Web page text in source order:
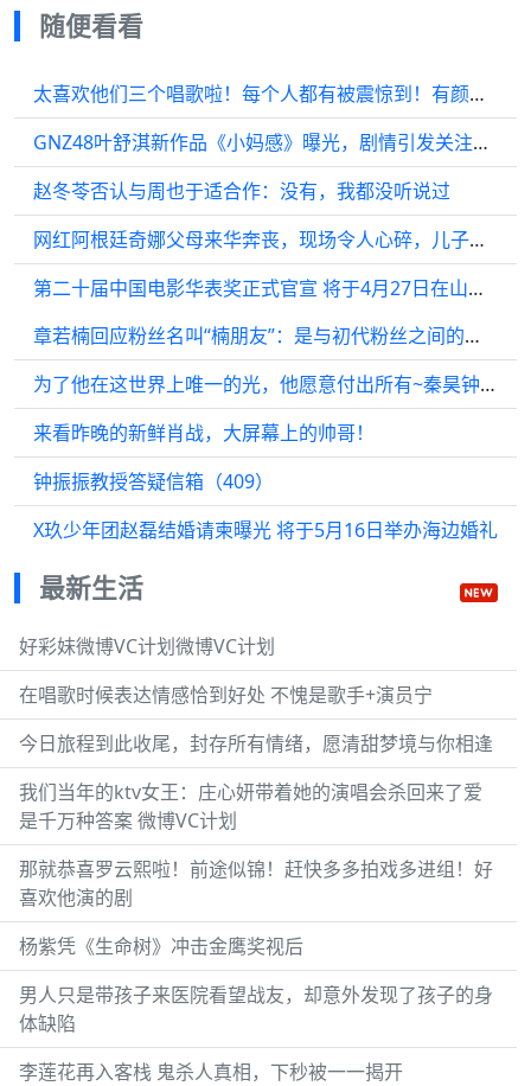
随便看看
太喜欢他们三个唱歌啦！每个人都有被震惊到！有颜值唱歌还好听！真的绝了！
GNZ48叶舒淇新作品《小妈感》曝光，剧情引发关注与讨论
赵冬苓否认与周也于适合作：没有，我都没听说过
网红阿根廷奇娜父母来华奔丧，现场令人心碎，儿子反应引热议
第二十届中国电影华表奖正式官宣 将于4月27日在山东青岛举办
章若楠回应粉丝名叫“楠朋友”：是与初代粉丝之间的双向奔赴
为了他在这世界上唯一的光，他愿意付出所有~秦昊钟楚曦
来看昨晚的新鲜肖战，大屏幕上的帅哥！
钟振振教授答疑信箱（409）
X玖少年团赵磊结婚请柬曝光 将于5月16日举办海边婚礼
最新生活
好彩妹微博VC计划微博VC计划
在唱歌时候表达情感恰到好处 不愧是歌手+演员宁
今日旅程到此收尾，封存所有情绪，愿清甜梦境与你相逢
我们当年的ktv女王：庄心妍带着她的演唱会杀回来了爱
是千万种答案 微博VC计划
那就恭喜罗云熙啦！前途似锦！赶快多多拍戏多进组！好
喜欢他演的剧
杨紫凭《生命树》冲击金鹰奖视后
男人只是带孩子来医院看望战友，却意外发现了孩子的身
体缺陷
李莲花再入客栈 鬼杀人真相，下秒被一一揭开